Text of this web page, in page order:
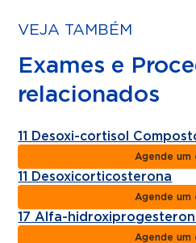
VEJA TAMBÉM
Exames e
relacionados
11 Desoxi-cortisol
Agende um
11 Desoxicorticosterona
Agende um
17 Alfa-
Agende um